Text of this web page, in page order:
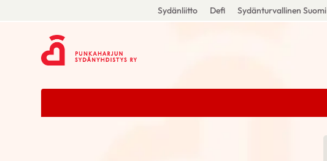
Sydänliitto Defi Sydänturvallinen Suomi